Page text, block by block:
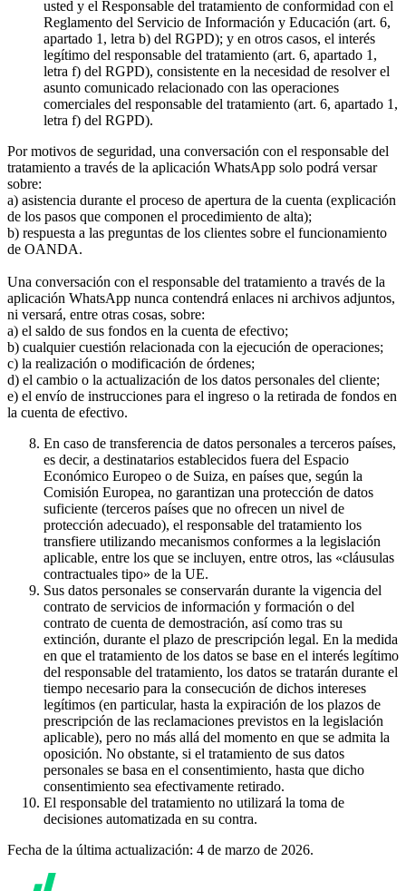
usted y el Responsable del tratamiento de conformidad con el
Reglamento del Servicio de Información y Educación (art. 6,
apartado 1, letra b) del RGPD); y en otros casos, el interés
legítimo del responsable del tratamiento (art. 6, apartado 1,
letra f) del RGPD), consistente en la necesidad de resolver el
asunto comunicado relacionado con las operaciones
comerciales del responsable del tratamiento (art. 6, apartado 1,
letra f) del RGPD).
Por motivos de seguridad, una conversación con el responsable del
tratamiento a través de la aplicación WhatsApp solo podrá versar
sobre:
a) asistencia durante el proceso de apertura de la cuenta (explicación
de los pasos que componen el procedimiento de alta);
b) respuesta a las preguntas de los clientes sobre el funcionamiento
de OANDA.
Una conversación con el responsable del tratamiento a través de la
aplicación WhatsApp nunca contendrá enlaces ni archivos adjuntos,
ni versará, entre otras cosas, sobre:
a) el saldo de sus fondos en la cuenta de efectivo;
b) cualquier cuestión relacionada con la ejecución de operaciones;
c) la realización o modificación de órdenes;
d) el cambio o la actualización de los datos personales del cliente;
e) el envío de instrucciones para el ingreso o la retirada de fondos en
la cuenta de efectivo.
En caso de transferencia de datos personales a terceros países,
es decir, a destinatarios establecidos fuera del Espacio
Económico Europeo o de Suiza, en países que, según la
Comisión Europea, no garantizan una protección de datos
suficiente (terceros países que no ofrecen un nivel de
protección adecuado), el responsable del tratamiento los
transfiere utilizando mecanismos conformes a la legislación
aplicable, entre los que se incluyen, entre otros, las «cláusulas
contractuales tipo» de la UE.
Sus datos personales se conservarán durante la vigencia del
contrato de servicios de información y formación o del
contrato de cuenta de demostración, así como tras su
extinción, durante el plazo de prescripción legal. En la medida
en que el tratamiento de los datos se base en el interés legítimo
del responsable del tratamiento, los datos se tratarán durante el
tiempo necesario para la consecución de dichos intereses
legítimos (en particular, hasta la expiración de los plazos de
prescripción de las reclamaciones previstos en la legislación
aplicable), pero no más allá del momento en que se admita la
oposición. No obstante, si el tratamiento de sus datos
personales se basa en el consentimiento, hasta que dicho
consentimiento sea efectivamente retirado.
El responsable del tratamiento no utilizará la toma de
decisiones automatizada en su contra.
Fecha de la última actualización: 4 de marzo de 2026.